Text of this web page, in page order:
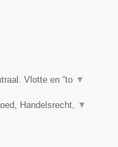
Vlotte en “to ▼
Handelsrecht, ▼